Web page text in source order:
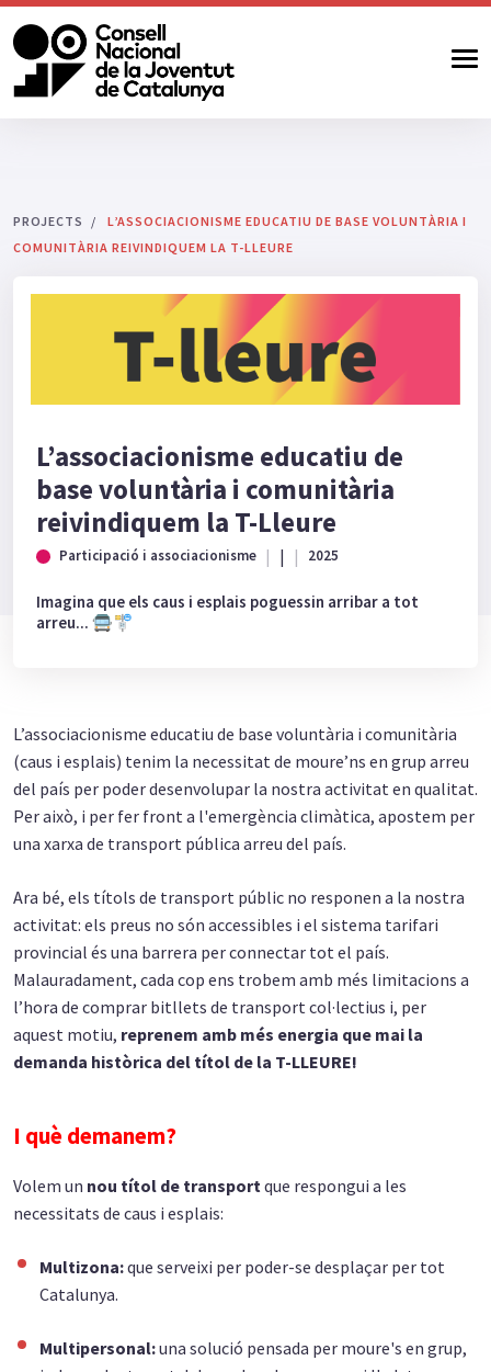
PROJECTS
L’ASSOCIACIONISME EDUCATIU DE BASE VOLUNTÀRIA I
COMUNITÀRIA REIVINDIQUEM LA T-LLEURE
L’associacionisme educatiu de
base voluntària i comunitària
reivindiquem la T-Lleure
Participació i associacionisme | 2025
Imagina que els caus i esplais poguessin arribar a tot
arreu... 🚍🚏
L’associacionisme educatiu de base voluntària i comunitària
(caus i esplais) tenim la necessitat de moure’ns en grup arreu
del país per poder desenvolupar la nostra activitat en qualitat.
Per això, i per fer front a l'emergència climàtica, apostem per
una xarxa de transport pública arreu del país.
Ara bé, els títols de transport públic no responen a la nostra
activitat: els preus no són accessibles i el sistema tarifari
provincial és una barrera per connectar tot el país.
Malauradament, cada cop ens trobem amb més limitacions a
l’hora de comprar bitllets de transport col·lectius i, per
aquest motiu, reprenem amb més energia que mai la
demanda històrica del títol de la T-LLEURE!
I què demanem?
Volem un nou títol de transport que respongui a les
necessitats de caus i esplais:
Multizona:que serveixi per poder-se desplaçar per tot
Catalunya.
Multipersonal:una solució pensada per moure's en grup,